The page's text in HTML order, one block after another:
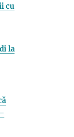
cu
la